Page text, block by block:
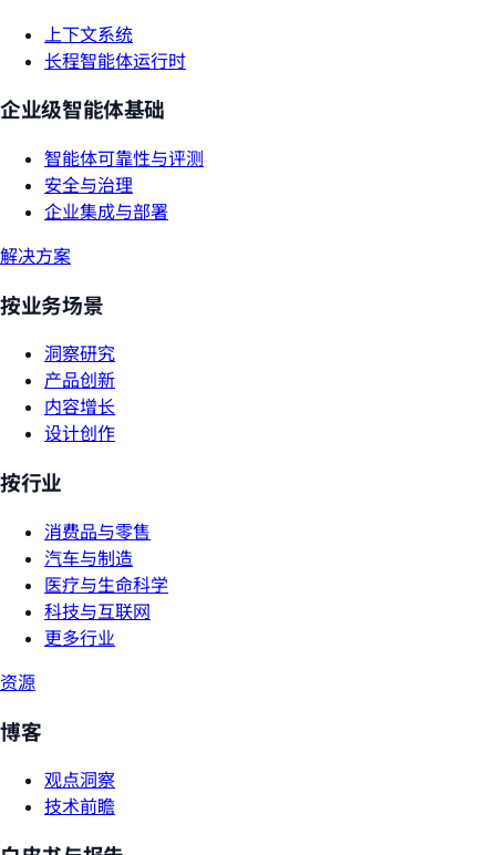
上下文系统
长程智能体运行时
企业级智能体基础
智能体可靠性与评测
安全与治理
企业集成与部署
解决方案
按业务场景
洞察研究
产品创新
内容增长
设计创作
按行业
消费品与零售
汽车与制造
医疗与生命科学
科技与互联网
更多行业
资源
博客
观点洞察
技术前瞻